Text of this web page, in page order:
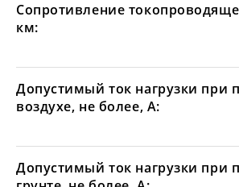
Сопротивление
км:
Допустимый ток нагрузки при
воздухе, не более, А:
Допустимый ток нагрузки при